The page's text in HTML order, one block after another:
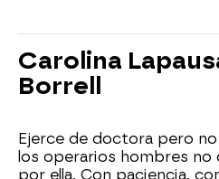
Carolina
Borrell
Ejerce de doctora pero
los operarios hombres no
por ella. Con paciencia,